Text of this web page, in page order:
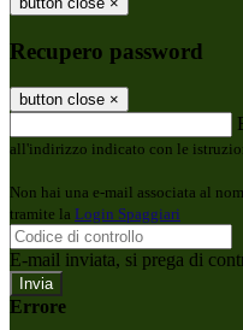
Recupero password
button close ×
all'indirizzo indicato con le
Non hai una e-mail associata al
tramite la Login Spaggiari
E-mail inviata, si prega di
Errore